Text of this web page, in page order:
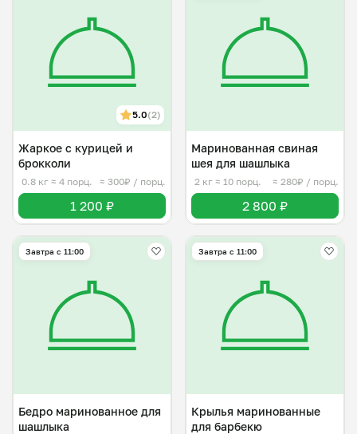
5.0(2)
Жаркое с курицей и
брокколи
0.8 кг ≈ 4 порц. ≈ 300₽ / порц.
1 200 ₽
Маринованная свиная
шея для шашлыка
2 кг ≈ 10 порц. ≈ 280₽ / порц.
2 800 ₽
Завтра c 11:00
Бедро маринованное для
шашлыка
Завтра c 11:00
Крылья маринованные
для барбекю